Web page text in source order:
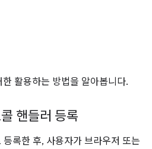
활용하는 방법을 알아봅니다.
핸들러 등록
록한 후, 사용자가 브라우저 또는